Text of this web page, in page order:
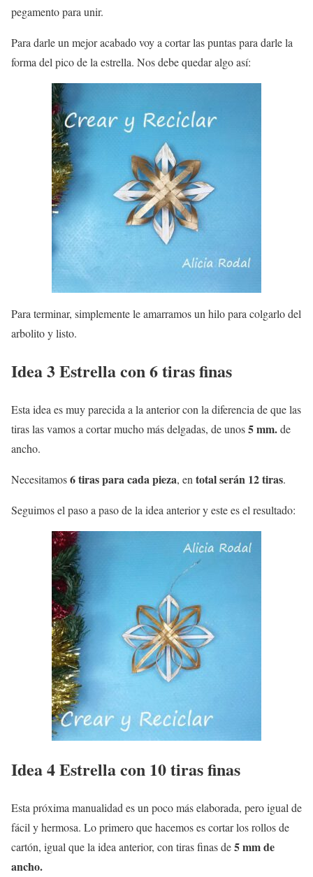
pegamento para unir.
Para darle un mejor acabado voy a cortar las puntas para darle la
forma del pico de la estrella. Nos debe quedar algo así:
Para terminar, simplemente le amarramos un hilo para colgarlo del
arbolito y listo.
Idea 3 Estrella con 6 tiras finas
Esta idea es muy parecida a la anterior con la diferencia de que las
tiras las vamos a cortar mucho más delgadas, de unos5 mm.de
ancho.
Necesitamos6 tiras para cada pieza, entotal serán 12 tiras.
Seguimos el paso a paso de la idea anterior y este es el resultado:
Idea 4 Estrella con 10 tiras finas
Esta próxima manualidad es un poco más elaborada, pero igual de
fácil y hermosa. Lo primero que hacemos es cortar los rollos de
cartón, igual que la idea anterior, con tiras finas de5 mm de
ancho.